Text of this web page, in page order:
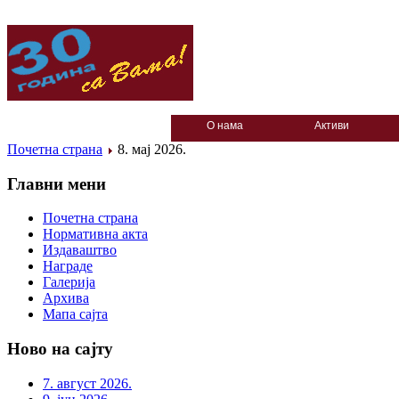
О нама Активи
Почетна страна 8. мај 2026.
Главни мени
Почетна страна
Нормативна акта
Издаваштво
Награде
Галерија
Архива
Мапа сајта
Ново на сајту
7. август 2026.